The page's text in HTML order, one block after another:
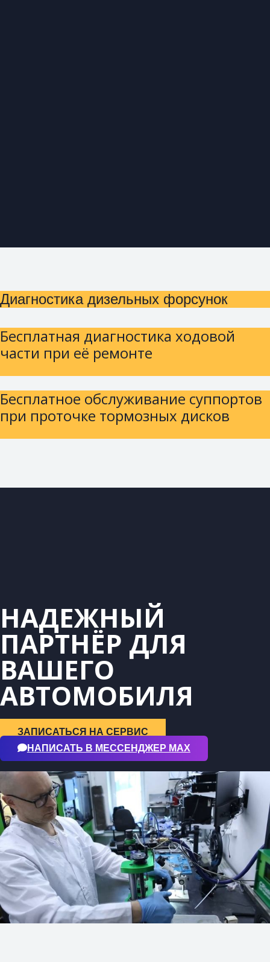
Диагностика дизельных форсунок
Бесплатная диагностика ходовой
части при её ремонте
Бесплатное обслуживание суппортов
при проточке тормозных дисков
НАДЕЖНЫЙ
ПАРТНЁР ДЛЯ
ВАШЕГО
АВТОМОБИЛЯ
ЗАПИСАТЬСЯ НА СЕРВИС
НАПИСАТЬ В МЕССЕНДЖЕР МАХ